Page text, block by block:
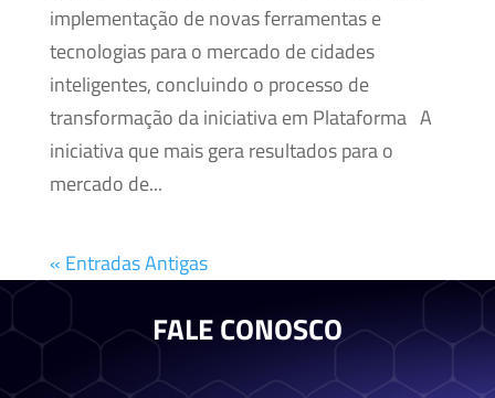
implementação de novas ferramentas e
tecnologias para o mercado de cidades
inteligentes, concluindo o processo de
transformação da iniciativa em Plataforma A
iniciativa que mais gera resultados para o
mercado de...
« Entradas Antigas
FALE CONOSCO